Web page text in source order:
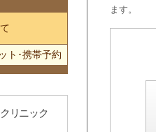
ます。
ト･携帯予約
リニック